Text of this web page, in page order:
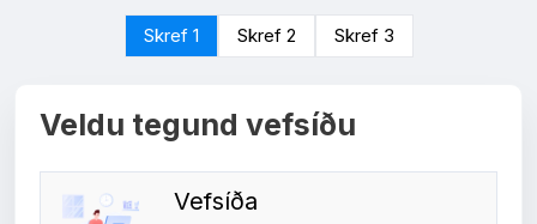
Skref 1 Skref 2 Skref 3
Veldu tegund vefsíðu
Vefsíða